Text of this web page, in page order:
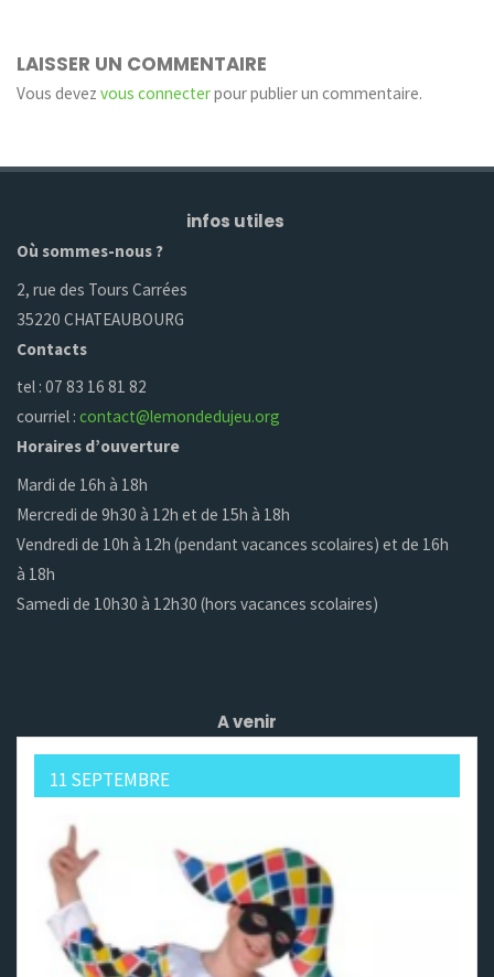
LAISSER UN COMMENTAIRE
Vous devezvous connecterpour publier un commentaire.
infos utiles
Où sommes-nous ?
2, rue des Tours Carrées
35220 CHATEAUBOURG
Contacts
tel : 07 83 16 81 82
courriel :contact@lemondedujeu.org
Horaires d’ouverture
Mardi de 16h à 18h
Mercredi de 9h30 à 12h et de 15h à 18h
Vendredi de 10h à 12h (pendant vacances scolaires) et de 16h
à 18h
Samedi de 10h30 à 12h30 (hors vacances scolaires)
A venir
11 SEPTEMBRE